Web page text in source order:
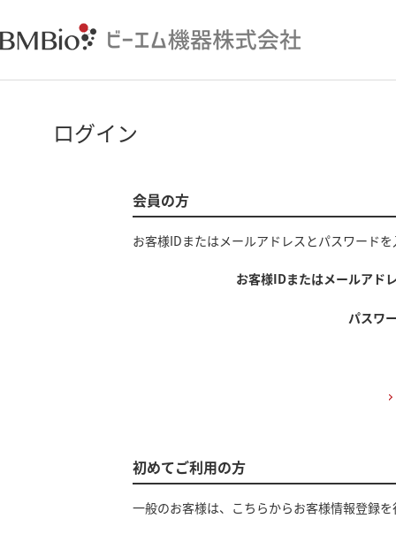
ログイン
会員の方
お客様IDまたはメールアドレス とパスワード
お客様IDまたはメールアド
パスワ
初めてご利用の方
一般のお客様は、こちらからお客様情報登録